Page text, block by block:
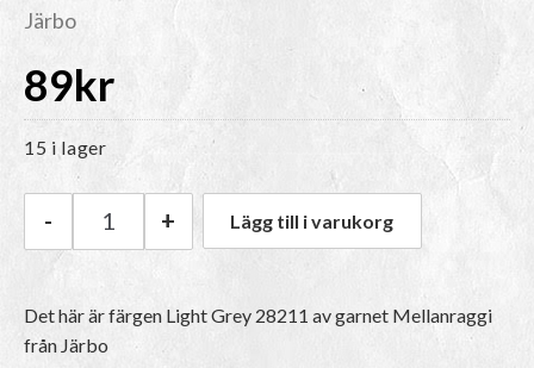
Järbo
89kr
15 i lager
Järbo Mellanraggi | 28211 Light Grey mängd
- + Lägg till i varukorg
Det här är färgen Light Grey 28211 av garnet Mellanraggi
från Järbo